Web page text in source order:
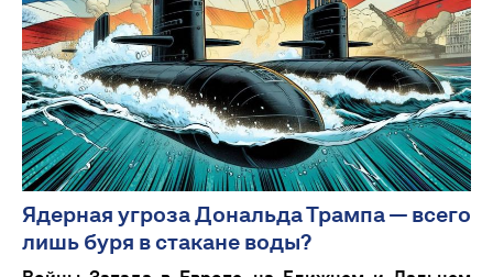
Ядерная угроза Дональда Трампа — всего
лишь буря в стакане воды?